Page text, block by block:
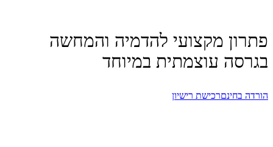
פתרון מקצועי להדמיה והמחשה
בגרסה עוצמתית במיוחד
הורדה בחינםרכישת רישיון